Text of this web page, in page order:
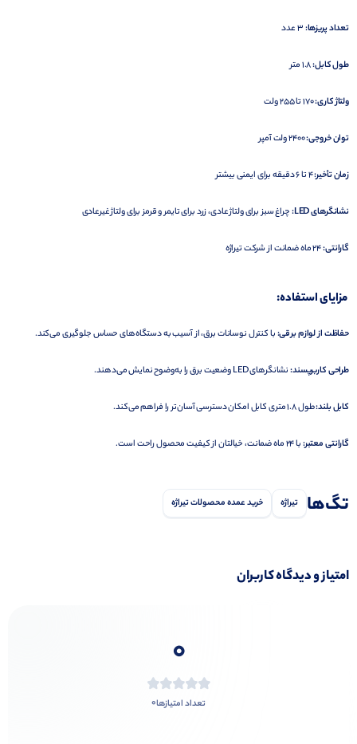
تعداد پریزها:3 عدد
طول کابل:1.8 متر
ولتاژ کاری:170 تا 255 ولت
توان خروجی:2400 ولت آمپر
زمان تأخیر:4 تا 6 دقیقه برای ایمنی بیشتر
نشانگرهای LED: چراغ سبز برای ولتاژ عادی، زرد برای تایمر و قرمز برای ولتاژ غیرعادی
گارانتی:24 ماه ضمانت از شرکت تیراژه
مزایای استفاده:
حفاظت از لوازم برقی:با کنترل نوسانات برق، از آسیب به دستگاه‌های حساس جلوگیری می‌کند.
طراحی کاربرپسند:نشانگرهای LED وضعیت برق را به‌وضوح نمایش می‌دهند.
کابل بلند:طول 1.8 متری کابل امکان دسترسی آسان‌تر را فراهم می‌کند.
گارانتی معتبر:با 24 ماه ضمانت، خیالتان از کیفیت محصول راحت است.
تگ‌ها تیراژه خرید عمده محصولات تیراژه
امتیاز و دیدگاه کاربران
0
تعداد امتیازها0